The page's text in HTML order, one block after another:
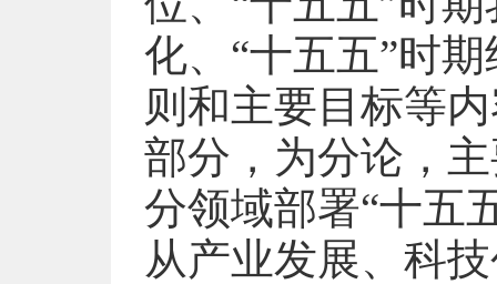
化、“十五五”时
则和主要目标等
部分，为分论，
分领域部署“十五
从产业发展、科